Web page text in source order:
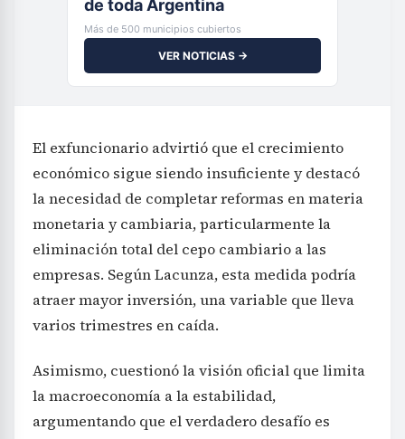
de toda Argentina
Más de 500 municipios cubiertos
VER NOTICIAS →
El exfuncionario advirtió que el crecimiento
económico sigue siendo insuficiente y destacó
la necesidad de completar reformas en materia
monetaria y cambiaria, particularmente la
eliminación total del cepo cambiario a las
empresas. Según Lacunza, esta medida podría
atraer mayor inversión, una variable que lleva
varios trimestres en caída.
Asimismo, cuestionó la visión oficial que limita
la macroeconomía a la estabilidad,
argumentando que el verdadero desafío es